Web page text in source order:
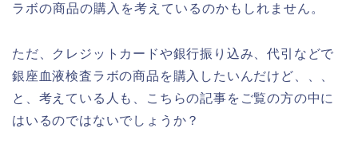
ラボの商品の購入を考えているのかもしれません。
ただ、クレジットカードや銀行振り込み、代引などで
銀座血液検査ラボの商品を購入したいんだけど、、、
と、考えている人も、こちらの記事をご覧の方の中に
はいるのではないでしょうか？